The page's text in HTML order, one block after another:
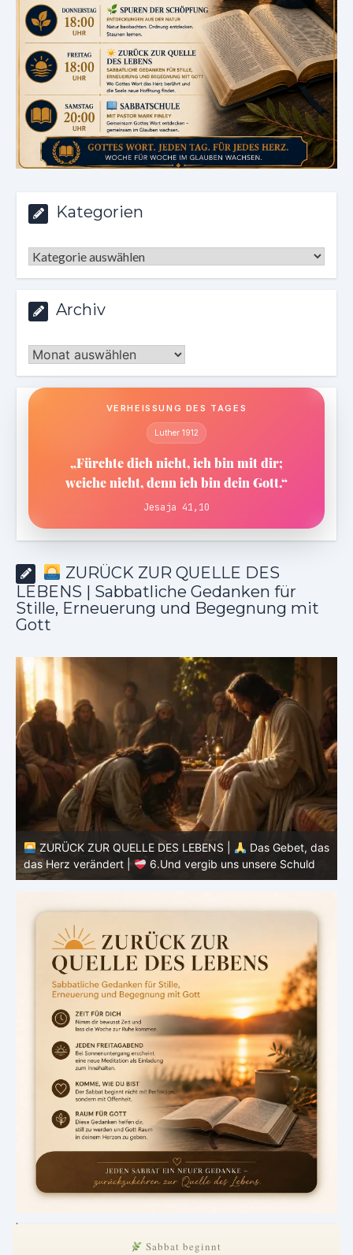
Kategorien
Kategorien
Archiv
Archiv
VERHEISSUNG DES TAGES
Luther 1912
„Fürchte dich nicht, ich bin mit dir;
weiche nicht, denn ich bin dein Gott.“
Jesaja 41,10
ZURÜCK ZUR QUELLE DES
LEBENS | Sabbatliche Gedanken für
Stille, Erneuerung und Begegnung mit
Gott
ZURÜCK ZUR QUELLE DES LEBENS |
Das Gebet, das
das Herz verändert |
6.Und vergib uns unsere Schuld
.
Sabbat beginnt